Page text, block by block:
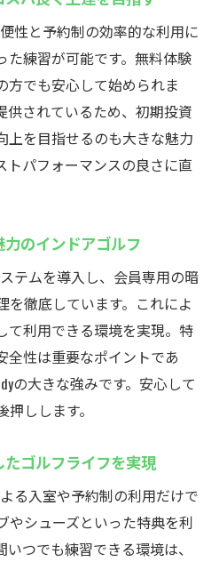
性と予約制の効率的な利用に
た練習が可能です。無料体験
方でも安心して始められま
供されているため、初期投資
上を目指せるのも大きな魅力
トパフォーマンスの良さに直
のインドアゴルフ
テムを導入し、会員専用の暗
を徹底しています。これによ
て利用できる環境を実現。特
全性は重要なポイントであ
の大きな強みです。安心して
しします。
ゴルフライフを実現
る入室や予約制の利用だけで
やシューズといった特典を利
つでも練習できる環境は、